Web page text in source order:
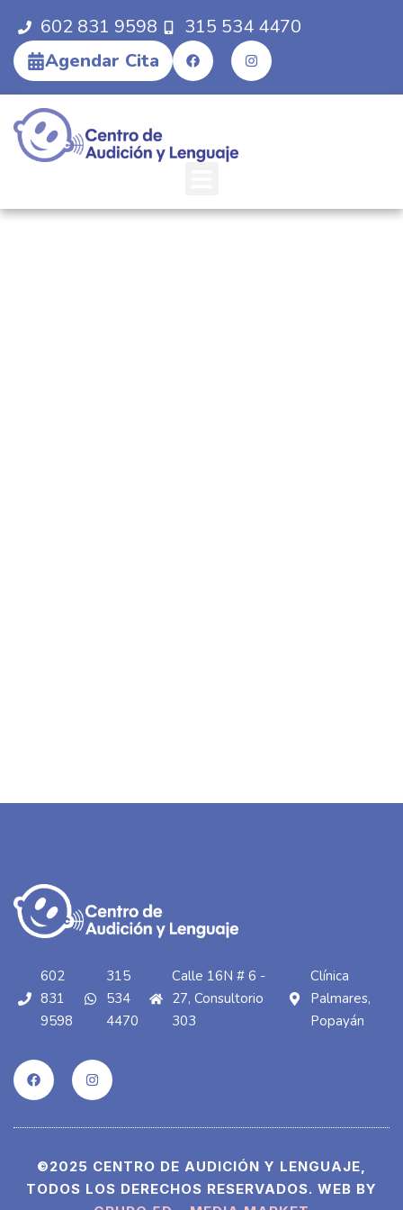
602 831 9598
315 534 4470
Agendar Cita
602
831
9598
315
534
4470
Calle 16N # 6 -
27, Consultorio
303
Clínica
Palmares,
Popayán
©2025 CENTRO DE AUDICIÓN Y LENGUAJE,
TODOS LOS DERECHOS RESERVADOS. WEB BY